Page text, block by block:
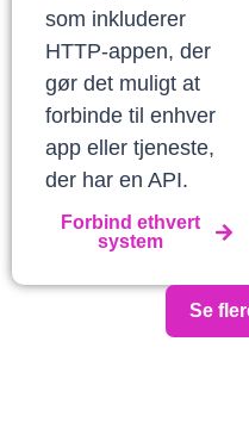
som inkluderer
HTTP-appen, der
gør det muligt at
forbinde til enhver
app eller tjeneste,
der har en API.
Forbind ethvert
system
Se